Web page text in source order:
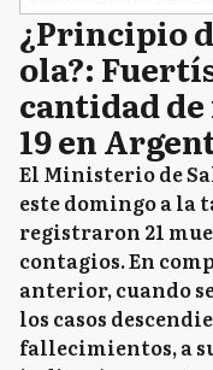
¿Principio
ola?:
cantidad
19 en
El Ministerio de
este domingo a la
registraron 21
contagios. En
anterior, cuando
los casos
fallecimientos, a